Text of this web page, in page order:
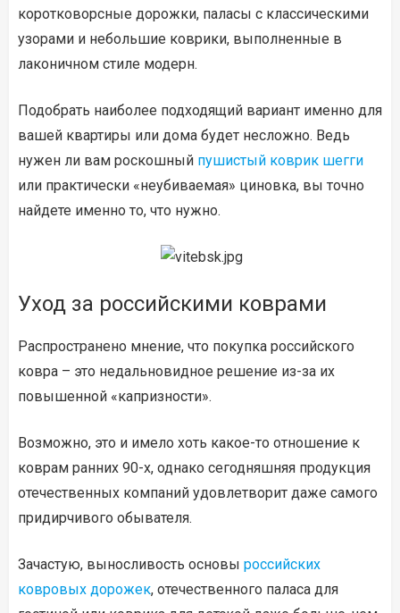
коротковорсные дорожки, паласы с классическими
узорами и небольшие коврики, выполненные в
лаконичном стиле модерн.
Подобрать наиболее подходящий вариант именно для
вашей квартиры или дома будет несложно. Ведь
нужен ли вам роскошный пушистый коврик шегги
или практически «неубиваемая» циновка, вы точно
найдете именно то, что нужно.
Уход за российскими коврами
Распространено мнение, что покупка российского
ковра – это недальновидное решение из-за их
повышенной «капризности».
Возможно, это и имело хоть какое-то отношение к
коврам ранних 90-х, однако сегодняшняя продукция
отечественных компаний удовлетворит даже самого
придирчивого обывателя.
Зачастую, выносливость основы российских
ковровых дорожек, отечественного паласа для